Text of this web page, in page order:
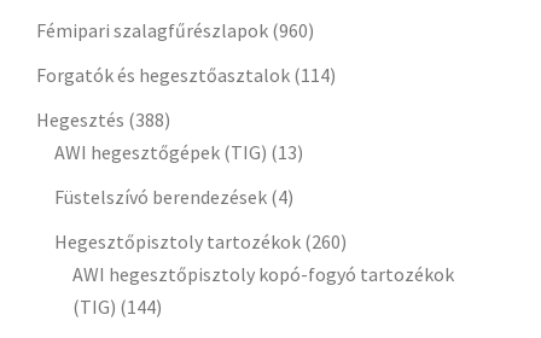
Fémipari szalagfűrészlapok (960)
Forgatók és hegesztőasztalok (114)
Hegesztés (388)
AWI hegesztőgépek (TIG) (13)
Füstelszívó berendezések (4)
Hegesztőpisztoly tartozékok (260)
AWI hegesztőpisztoly kopó-fogyó tartozékok
(TIG) (144)